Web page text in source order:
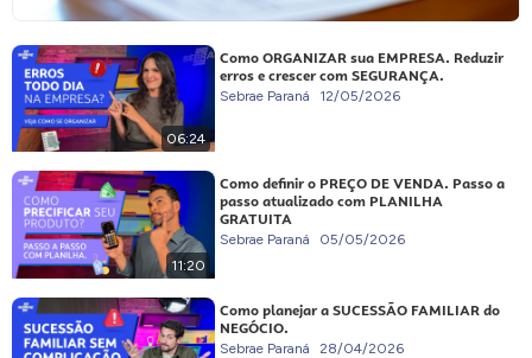
06:24
Como ORGANIZAR sua EMPRESA. Reduzir
erros e crescer com SEGURANÇA.
Sebrae Paraná 12/05/2026
11:20
Como definir o PREÇO DE VENDA. Passo a
passo atualizado com PLANILHA
GRATUITA
Sebrae Paraná 05/05/2026
Como planejar a SUCESSÃO FAMILIAR do
NEGÓCIO.
Sebrae Paraná 28/04/2026